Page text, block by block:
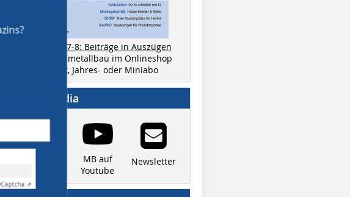
Captcha ⇗
zur Ausgabe 7-8: Beiträge in Auszügen
Bestellen Sie metallbau im Onlineshop
als Einzelheft, Jahres- oder Miniabo
Social Media
MB auf
Youtube
Newsletter